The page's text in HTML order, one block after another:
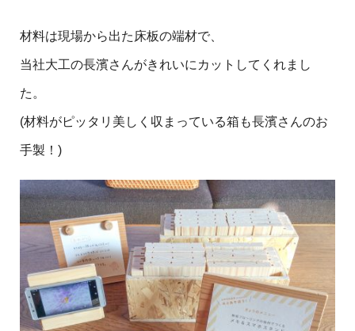
材料は現場から出た床板の端材で、
当社大工の長濱さんがきれいにカットしてくれまし
た。
(材料がピッタリ美しく収まっている箱も長濱さんのお
手製！)